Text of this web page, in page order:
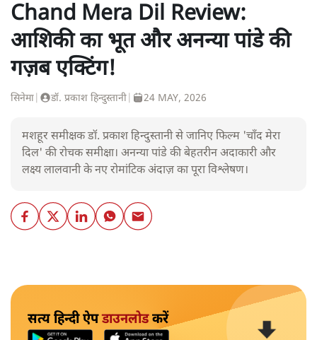
Chand Mera Dil Review:
आशिकी का भूत और अनन्या पांडे की
गज़ब एक्टिंग!
सिनेमा डॉ. प्रकाश हिन्दुस्तानी 24 MAY, 2026
मशहूर समीक्षक डॉ. प्रकाश हिन्दुस्तानी से जानिए फिल्म 'चाँद मेरा
दिल' की रोचक समीक्षा। अनन्या पांडे की बेहतरीन अदाकारी और
लक्ष्य लालवानी के नए रोमांटिक अंदाज़ का पूरा विश्लेषण।
सत्य हिन्दी ऐपडाउनलोडकरें